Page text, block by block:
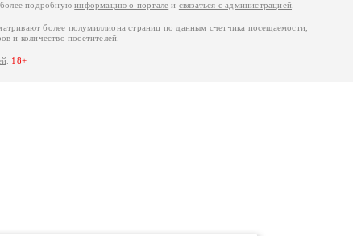
более подробнуюинформацию о портале и связаться с администрацией
более полумиллиона страниц по данным счетчика посещаемости,
и количество посетителей.
18+